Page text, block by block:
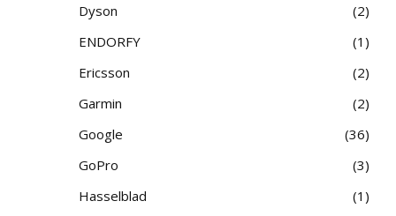
Dyson
2
ENDORFY
1
Ericsson
2
Garmin
2
Google
36
GoPro
3
Hasselblad
1